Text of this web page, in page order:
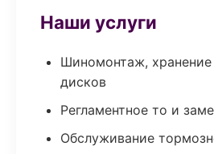
Наши услуги
Шиномонтаж,
дисков
Регламентное то и
Обслуживание